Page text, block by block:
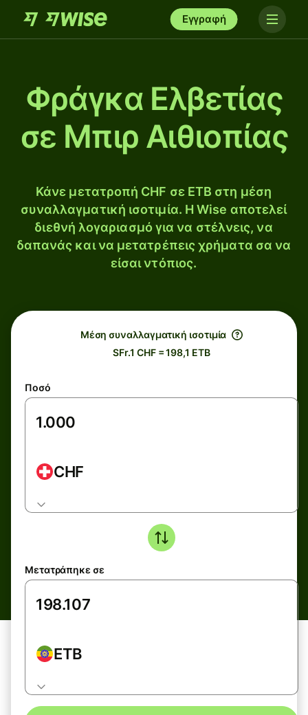
Εγγραφή
Φράγκα Ελβετίας
σε Μπιρ Αιθιοπίας
Κάνε μετατροπή CHF σε ETB στη μέση
συναλλαγματική ισοτιμία. Η Wise αποτελεί
διεθνή λογαριασμό για να στέλνεις, να
δαπανάς και να μετατρέπεις χρήματα σα να
είσαι ντόπιος.
Μέση συναλλαγματική ισοτιμία
SFr.1 CHF = 198,1 ETB
Ποσό
CHF
Μετατράπηκε σε
ETB